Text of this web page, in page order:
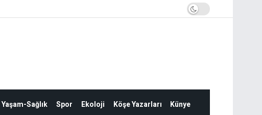
Yaşam-Sağlık Spor Ekoloji Köşe Yazarları Künye